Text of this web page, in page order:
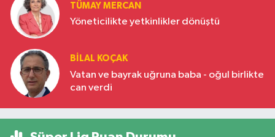
TÜMAY MERCAN
Yöneticilikte yetkinlikler dönüştü
BILAL KOÇAK
Vatan ve bayrak uğruna baba - oğul birlikte
can verdi